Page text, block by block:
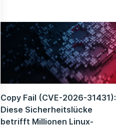
Copy Fail (CVE-2026-31431):
Diese Sicherheitslücke
betrifft Millionen Linux-